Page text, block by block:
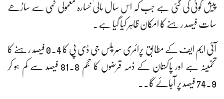
پیش گوئی کی گئی ہے جب کہ اس سال مالی خسارہ معمولی کمی سے ساڑھے
سات فیصد رہنے کا امکان ظاہر کیا گیا ہے۔
آئی ایم ایف کے مطابق پرائمری سرپلس جی ڈی پی کا 0.4 فیصد رہنے کا
تخمینہ ہے اور پاکستان کے ذمہ قرضوں کا حجم 81.8 فیصد سے کم ہو کر
74.9 فیصد پر آجائے گا۔۔